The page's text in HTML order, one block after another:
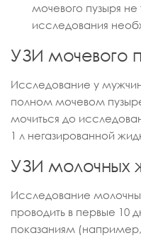
мочевого пузыря
исследования
УЗИ мочевого
Исследование у
полном мочевом
мочиться до
1 л негазированной
УЗИ молочных
Исследование
проводить в первые 10
показаниям